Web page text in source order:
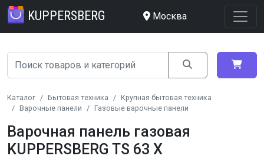
KUPPERSBERG Москва
Каталог Бытовая техника
Крупная бытовая техника
Варочные панели
Газовые варочные панели
Варочная панель газовая
KUPPERSBERG TS 63 X